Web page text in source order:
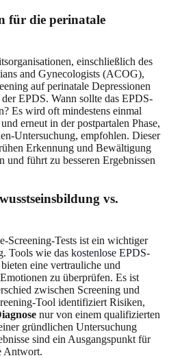
für die perinatale
einschließlich des
and Gynecologists (ACOG),
auf perinatale Depressionen
EPDS. Wann sollte das EPDS-
Es wird oft mindestens einmal
erneut in der postpartalen Phase,
Untersuchung, empfohlen. Dieser
Erkennung und Bewältigung
und führt zu besseren Ergebnissen
vs.
Screening-Tests ist ein wichtiger
Tools wie das kostenlose EPDS-
eine vertrauliche und
zu überprüfen. Es ist
zwischen Screening und
Tool identifiziert Risiken,
nur von einem qualifizierten
gründlichen Untersuchung
sind ein Ausgangspunkt für
Antwort.